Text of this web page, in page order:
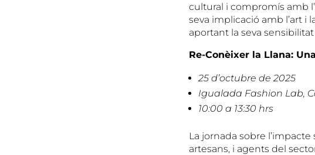
cultural i compromís amb
seva implicació amb l’art i
aportant la seva
Re-Conèixer la Llana:
25 d’octubre de 2025
Igualada Fashion Lab,
10:00 a 13:30 hrs
La jornada sobre l’impacte
artesans, i agents del